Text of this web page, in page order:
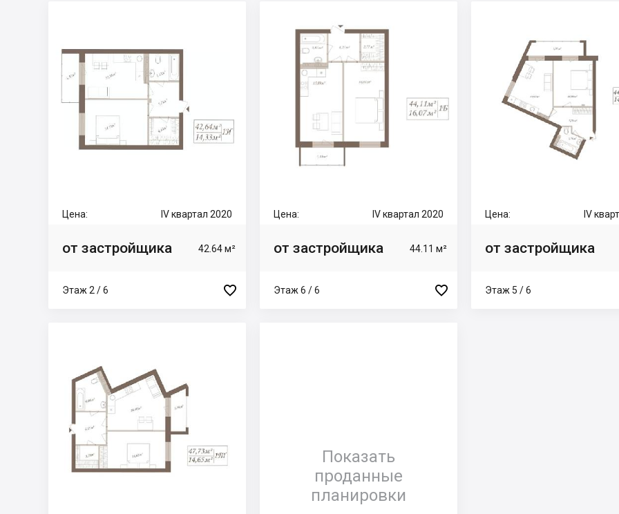
Цена: IV квартал 2020
от застройщика 42.64 м²
Этаж 2 / 6 
Цена: IV квартал 2020
от застройщика 44.11 м²
Этаж 6 / 6 
Цена: IV
от застройщика
Этаж 5 / 6
Показать
проданные
планировки